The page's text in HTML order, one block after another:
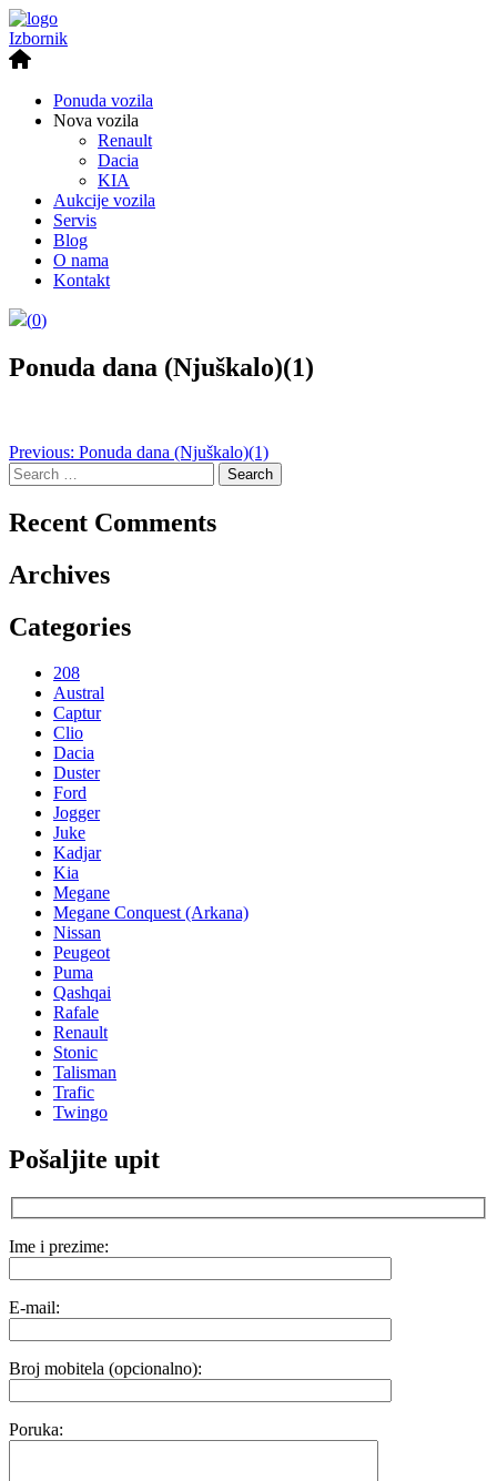
Izbornik
Ponuda vozila
Nova vozila
Renault
Dacia
KIA
Aukcije vozila
Servis
Blog
O nama
Kontakt
(0)
Ponuda dana (Njuškalo)(1)
Post
navigation
Previous: Ponuda dana (Njuškalo)(1)
Search
for:
Recent Comments
Archives
Categories
208
Austral
Captur
Clio
Dacia
Duster
Ford
Jogger
Juke
Kadjar
Kia
Megane
Megane Conquest (Arkana)
Nissan
Peugeot
Puma
Qashqai
Rafale
Renault
Stonic
Talisman
Trafic
Twingo
Pošaljite upit
Ime i prezime:
E-mail:
Broj mobitela (opcionalno):
Poruka: